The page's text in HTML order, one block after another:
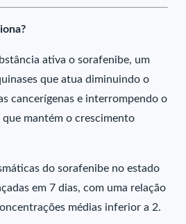
ativa o sorafenibe, um
que atua diminuindo o
cancerígenas e interrompendo o
mantém o crescimento
do sorafenibe no estado
em 7 dias, com uma relação
médias inferior a 2.